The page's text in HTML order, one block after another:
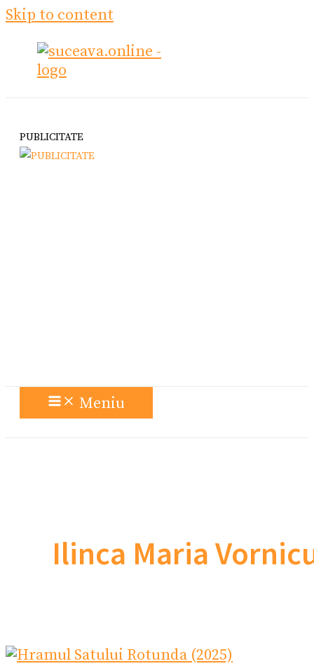
Skip to content
PUBLICITATE
Meniu
Ilinca Maria